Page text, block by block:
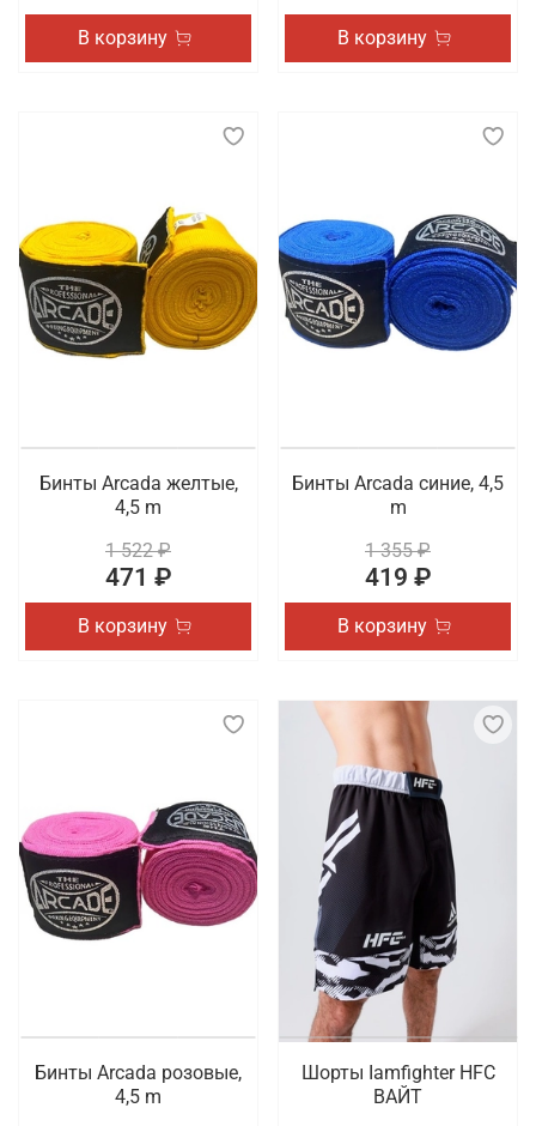
В корзину В корзину
Бинты Arcada желтые,
4,5 m
1 522 ₽
471 ₽
В корзину
Бинты Arcada синие, 4,5
m
1 355 ₽
419 ₽
В корзину
Бинты Arcada розовые,
4,5 m
Шорты Iamfighter HFC
ВАЙТ